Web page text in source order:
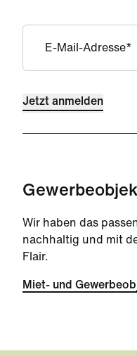
E-Mail-Adresse
Jetzt anmelden
Wir haben das
nachhaltig und mit
Flair.
Miet- und